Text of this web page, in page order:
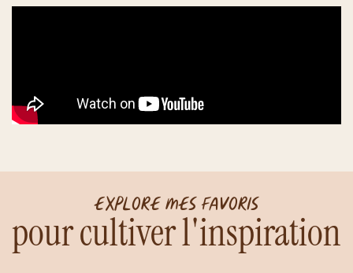
Explore mes favoris
pour cultiver l'inspiration